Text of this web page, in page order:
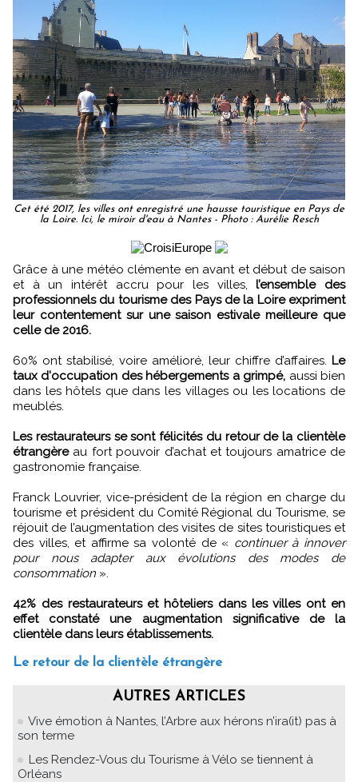
Cet été 2017, les villes ont enregistré une hausse touristique en Pays de
la Loire. Ici, le miroir d'eau à Nantes - Photo : Aurélie Resch
Grâce à une météo clémente en avant et début de saison
et à un intérêt accru pour les villes, l’ensemble des
professionnels du tourisme des Pays de la Loire expriment
leur contentement sur une saison estivale meilleure que
celle de 2016.
60% ont stabilisé, voire amélioré, leur chiffre d’affaires. Le
taux d'occupation des hébergements a grimpé, aussi bien
dans les hôtels que dans les villages ou les locations de
meublés.
Les restaurateurs se sont félicités du retour de la clientèle
étrangèreau fort pouvoir d’achat et toujours amatrice de
gastronomie française.
Franck Louvrier, vice-président de la région en charge du
tourisme et président du Comité Régional du Tourisme, se
réjouit de l’augmentation des visites de sites touristiques et
des villes, et affirme sa volonté de « continuer à innover
pour nous adapter aux évolutions des modes de
consommation ».
42% des restaurateurs et hôteliers dans les villes ont en
effet constaté une augmentation significative de la
clientèle dans leurs établissements.
Le retour de la clientèle étrangère
AUTRES ARTICLES
Vive émotion à Nantes, l’Arbre aux hérons n’ira(it) pas à
son terme
Les Rendez-Vous du Tourisme à Vélo se tiennent à
Orléans